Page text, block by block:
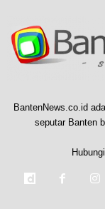
BantenNews.co.id
seputar Banten